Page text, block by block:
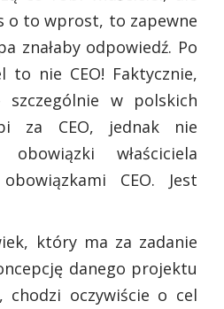
o to wprost, to zapewne
znałaby odpowiedź. Po
to nie CEO! Faktycznie,
szczególnie w polskich
za CEO, jednak nie
właściciela
CEO. Jest
który ma za zadanie
danego projektu
oczywiście o cel